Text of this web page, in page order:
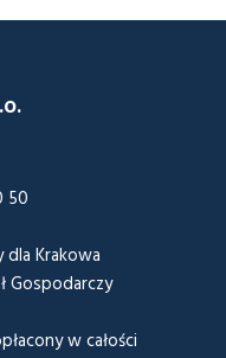
50
dla Krakowa
Gospodarczy
w całości